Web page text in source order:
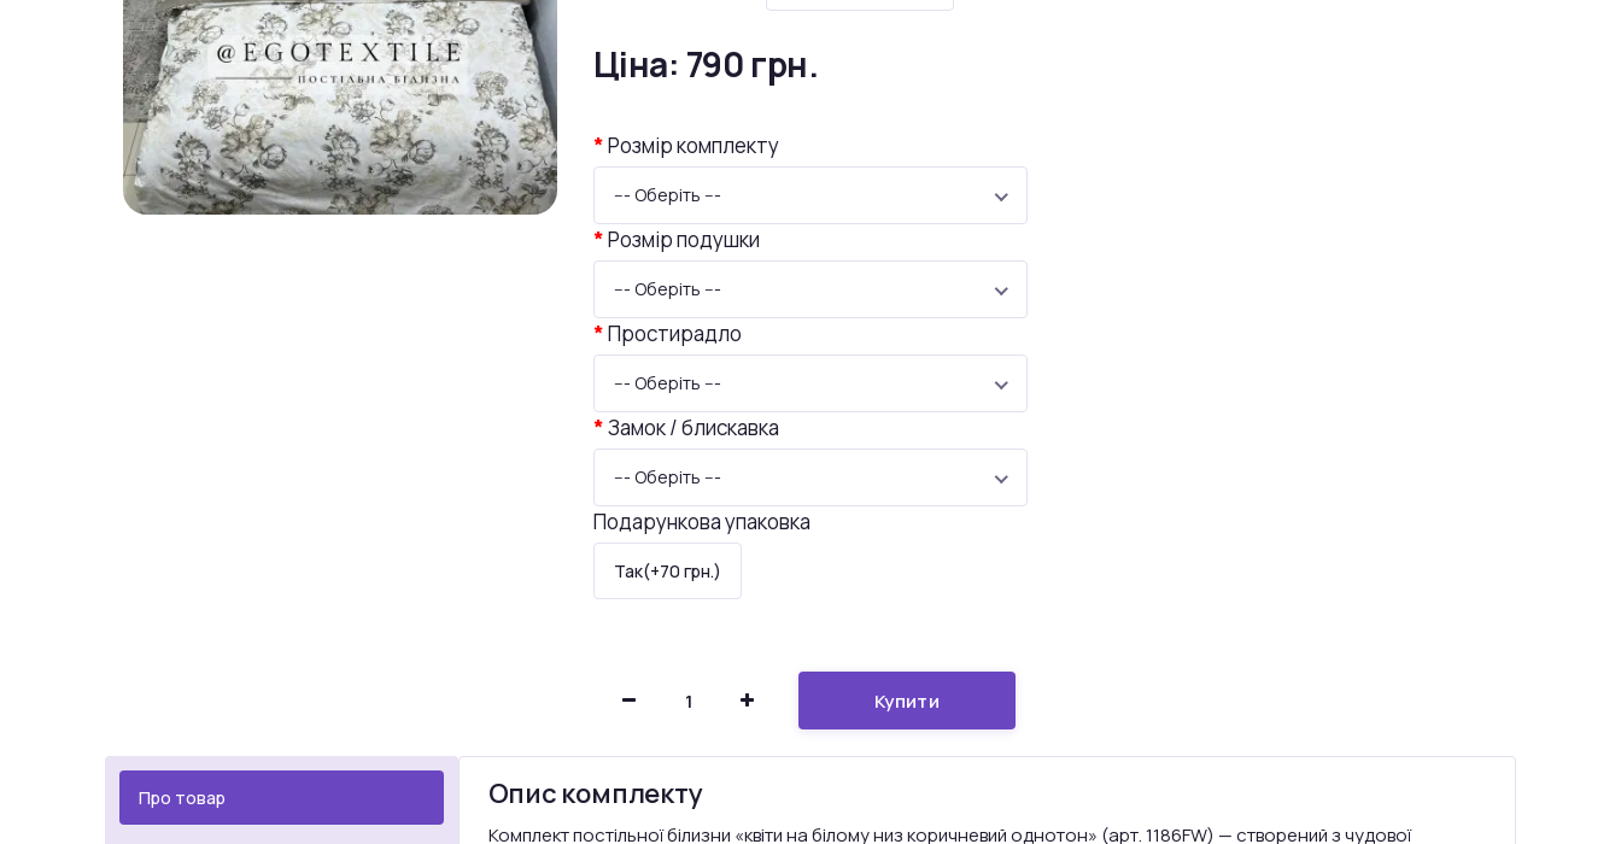
Ціна: 790 грн.
Розмір комплекту
--- Оберіть ---
Розмір подушки
--- Оберіть ---
Простирадло
--- Оберіть ---
Замок / блискавка
--- Оберіть ---
Подарункова упаковка
Так(+70 грн.)
Купити
Про товар Опис комплекту
Комплект постільної білизни «квіти на білому низ коричневий однотон» (арт. 1186FW) — створений з чудової